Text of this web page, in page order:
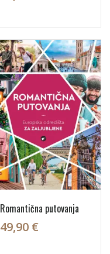
Romantična putovanja
49,90 €